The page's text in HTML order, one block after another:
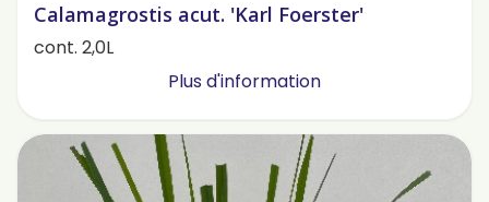
Calamagrostis acut. 'Karl Foerster'
cont. 2,0L
Plus d'information